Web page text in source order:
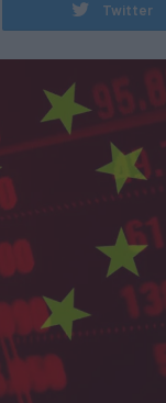
Twitter